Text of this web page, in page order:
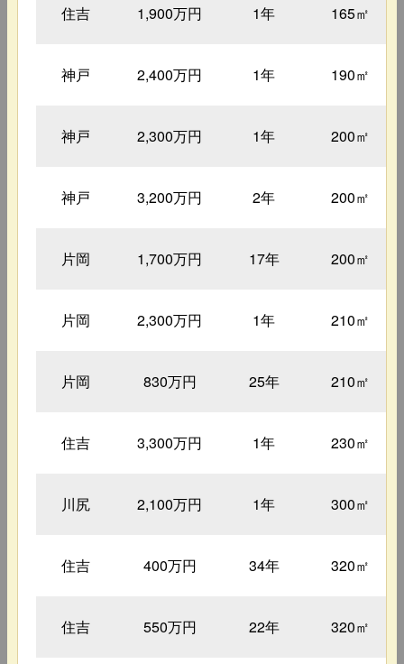
住吉 1,900万円 1年 165㎡
神戸 2,400万円 1年 190㎡
神戸 2,300万円 1年 200㎡
神戸 3,200万円 2年 200㎡
片岡 1,700万円 17年 200㎡
片岡 2,300万円 1年 210㎡
片岡 830万円 25年 210㎡
住吉 3,300万円 1年 230㎡
川尻 2,100万円 1年 300㎡
住吉 400万円 34年 320㎡
住吉 550万円 22年 320㎡